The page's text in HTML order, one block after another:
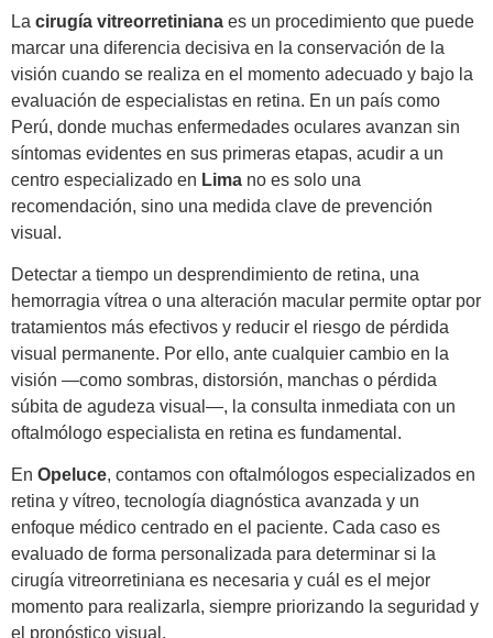
La cirugía vitreorretiniana es un procedimiento que puede
marcar una diferencia decisiva en la conservación de la
visión cuando se realiza en el momento adecuado y bajo la
evaluación de especialistas en retina. En un país como
Perú, donde muchas enfermedades oculares avanzan sin
síntomas evidentes en sus primeras etapas, acudir a un
centro especializado en Lima no es solo una
recomendación, sino una medida clave de prevención
visual.
Detectar a tiempo un desprendimiento de retina, una
hemorragia vítrea o una alteración macular permite optar por
tratamientos más efectivos y reducir el riesgo de pérdida
visual permanente. Por ello, ante cualquier cambio en la
visión —como sombras, distorsión, manchas o pérdida
súbita de agudeza visual—, la consulta inmediata con un
oftalmólogo especialista en retina es fundamental.
En Opeluce, contamos con oftalmólogos especializados en
retina y vítreo, tecnología diagnóstica avanzada y un
enfoque médico centrado en el paciente. Cada caso es
evaluado de forma personalizada para determinar si la
cirugía vitreorretiniana es necesaria y cuál es el mejor
momento para realizarla, siempre priorizando la seguridad y
el pronóstico visual.